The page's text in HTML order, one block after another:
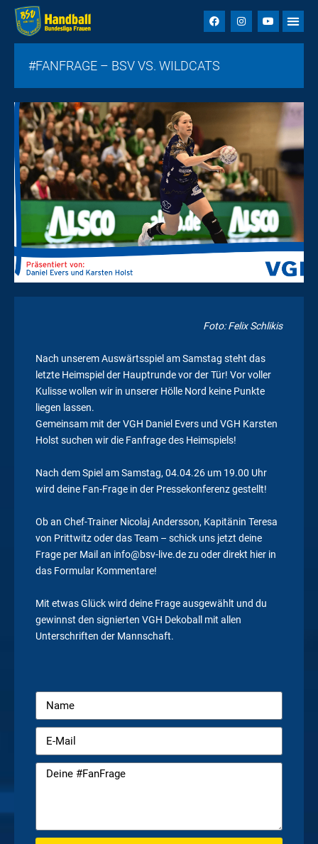
#FANFRAGE – BSV VS. WILDCATS
Foto: Felix Schlikis
Nach unserem Auswärtsspiel am Samstag steht das
letzte Heimspiel der Hauptrunde vor der Tür! Vor voller
Kulisse wollen wir in unserer Hölle Nord keine Punkte
liegen lassen.
Gemeinsam mit der VGH Daniel Evers und VGH Karsten
Holst suchen wir die Fanfrage des Heimspiels!
Nach dem Spiel am Samstag, 04.04.26 um 19.00 Uhr
wird deine Fan-Frage in der Pressekonferenz gestellt!
Ob an Chef-Trainer Nicolaj Andersson, Kapitänin Teresa
von Prittwitz oder das Team – schick uns jetzt deine
Frage per Mail an info@bsv-live.de zu oder direkt hier in
das Formular Kommentare!
Mit etwas Glück wird deine Frage ausgewählt und du
gewinnst den signierten VGH Dekoball mit allen
Unterschriften der Mannschaft.